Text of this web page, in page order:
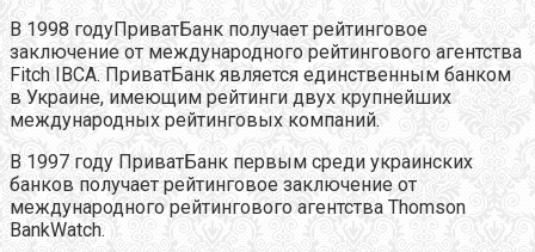
В 1998 годуПриватБанк получает рейтинговое
заключение от международного рейтингового агентства
Fitch IBCA. ПриватБанк является единственным банком
в Украине, имеющим рейтинги двух крупнейших
международных рейтинговых компаний.
В 1997 году ПриватБанк первым среди украинских
банков получает рейтинговое заключение от
международного рейтингового агентства Thomson
BankWatch.